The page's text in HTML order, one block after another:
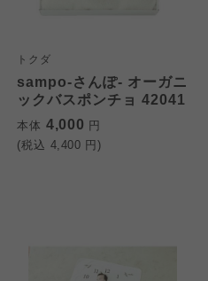
トクダ
sampo-さんぽ- オーガニ
ックバスポンチョ 42041
本体 4,000 円
(税込 4,400 円)